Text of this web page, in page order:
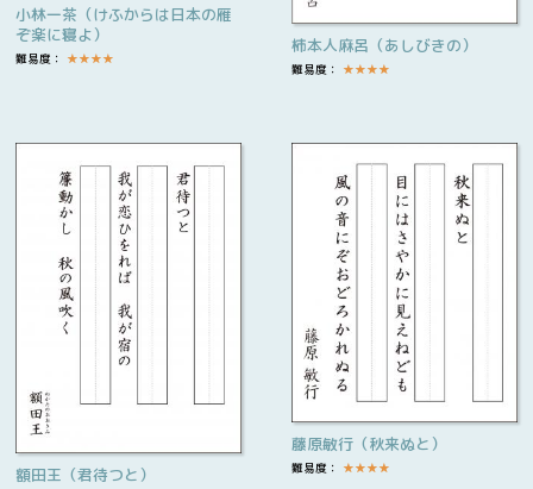
小林一茶（けふからは日本の雁
ぞ楽に寝よ）
難易度： ★★★★
柿本人麻呂（あしびきの）
難易度： ★★★★
額田王（君待つと）
藤原敏行（秋来ぬと）
難易度： ★★★★